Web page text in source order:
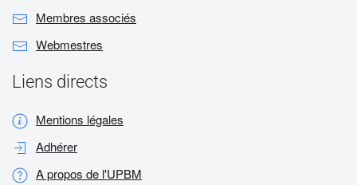
Membres associés
Webmestres
Liens directs
Mentions légales
Adhérer
A propos de l'UPBM